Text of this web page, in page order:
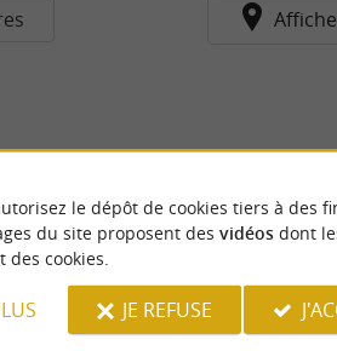
le dépôt de cookies tiers à des
du site proposent des vidéosdont
cookies.
JE REFUSE